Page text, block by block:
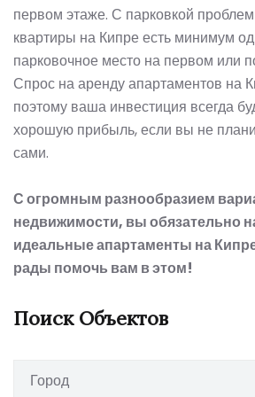
первом этаже. С парковкой
квартиры на Кипреесть минимум
парковочное место на первом или
Спрос на аренду апартаментов на
поэтому ваша инвестиция всегда
хорошую прибыль, если вы не
сами.
С огромным разнообразием
недвижимости, вы обязательно
идеальные апартаменты на
рады помочь вам в этом!
Поиск Объектов
Город